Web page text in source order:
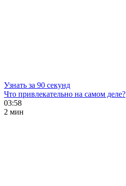
Узнать за 90 секунд
Что привлекательно на самом деле?
03:58
2 мин